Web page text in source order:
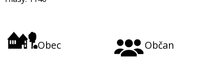
Obec Občan